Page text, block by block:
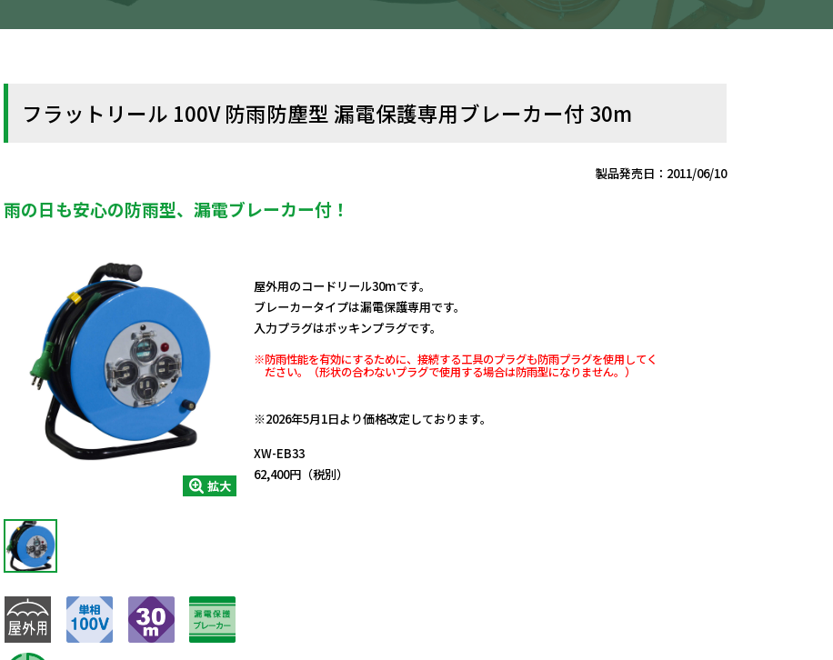
フラットリール 100V 防雨防塵型 漏電保護専用ブレーカー付 30m
製品発売日：2011/06/10
雨の日も安心の防雨型、漏電ブレーカー付！
拡大
屋外用のコードリール30mです。
ブレーカータイプは漏電保護専用です。
入力プラグはポッキンプラグです。
※防雨性能を有効にするために、接続する工具のプラグも防雨プラグを使用してく
ださい。（形状の合わないプラグで使用する場合は防雨型になりません。）
※2026年5月1日より価格改定しております。
XW-EB33
62,400円（税別）